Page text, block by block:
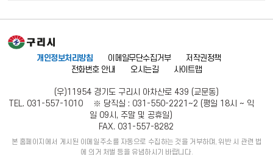
개인정보처리방침 이메일무단수집거부
저작권정책
전화번호 안내
오시는길 사이트맵
(우)11954 경기도 구리시 아차산로 439 (교문동)
TEL. 031-557-1010 ※ 당직실 : 031-550-2221~2 (평일 18시 ~ 익
일 09시, 주말 및 공휴일)
FAX. 031-557-8282
본 홈페이지에서 게시된 이메일주소를 자동으로 수집하는 것을 거부하며, 위반 시 관련 법
에 의거 처벌 등을 유념하시기 바랍니다.